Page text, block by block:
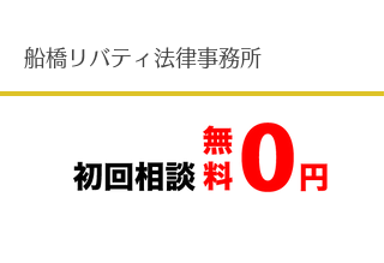
船橋リバティ法律事務所